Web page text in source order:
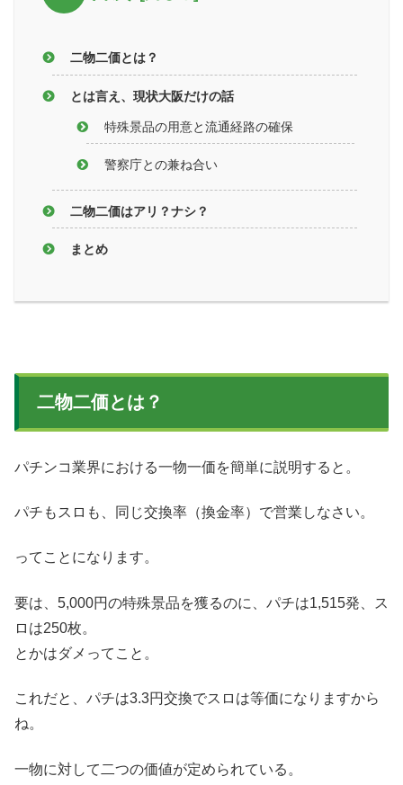
二物二価とは？
とは言え、現状大阪だけの話
特殊景品の用意と流通経路の確保
警察庁との兼ね合い
二物二価はアリ？ナシ？
まとめ
二物二価とは？
パチンコ業界における一物一価を簡単に説明すると。
パチもスロも、同じ交換率（換金率）で営業しなさい。
ってことになります。
要は、5,000円の特殊景品を獲るのに、パチは1,515発、ス
ロは250枚。
とかはダメってこと。
これだと、パチは3.3円交換でスロは等価になりますから
ね。
一物に対して二つの価値が定められている。